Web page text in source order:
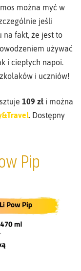
można myć w
jeśli
na fakt, że jest to
używać
i ciepłych napoi.
i uczniów!
109 złi można
. Dostępny
Pip